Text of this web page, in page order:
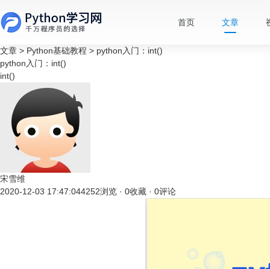
首页 文章
文章 > Python基础教程 > python入门：int()
python入门：int()
int()
宋雪维
2020-12-03 17:47:044252浏览 · 0收藏 · 0评论